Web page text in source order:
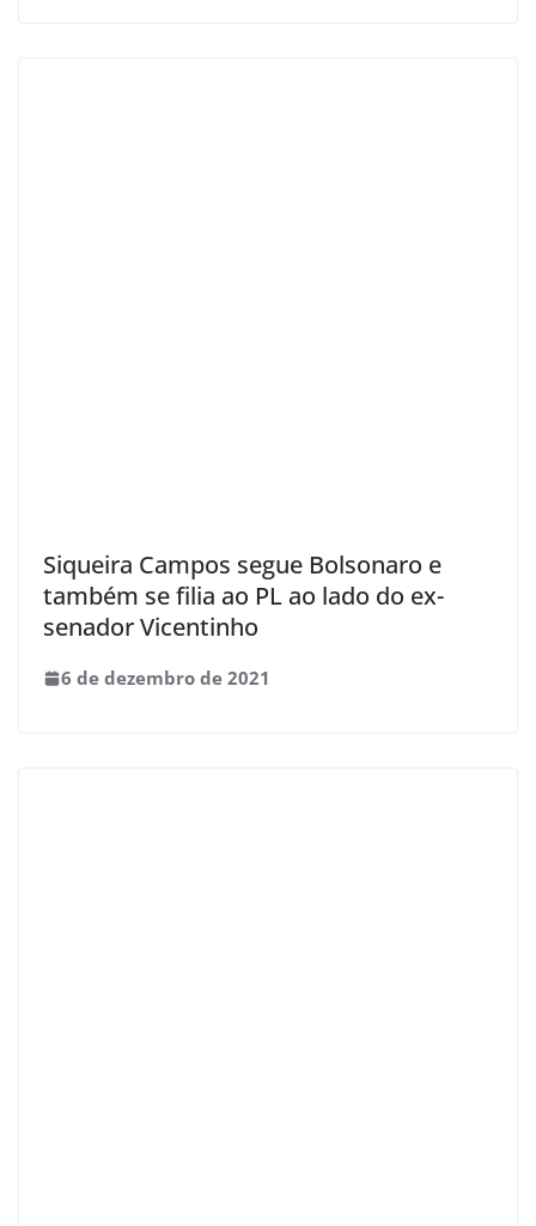
Siqueira Campos segue Bolsonaro e
também se filia ao PL ao lado do ex-
senador Vicentinho
6 de dezembro de 2021